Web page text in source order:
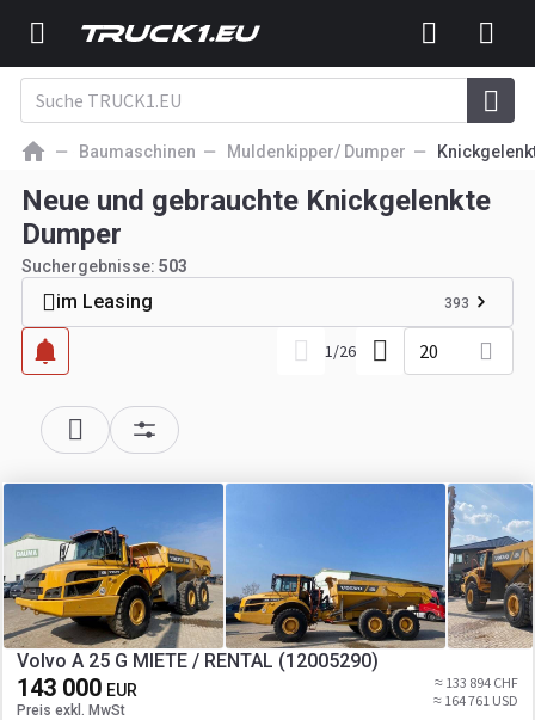
Baumaschinen Muldenkipper/ Dumper
Neue und gebrauchte Knickgelenkte
Dumper
Suchergebnisse: 503
im Leasing 393
1/26 20
Volvo A 25 G MIETE / RENTAL (12005290)
143 000 EUR
Preis exkl. MwSt
≈ 133 894 CHF
≈ 164 761 USD